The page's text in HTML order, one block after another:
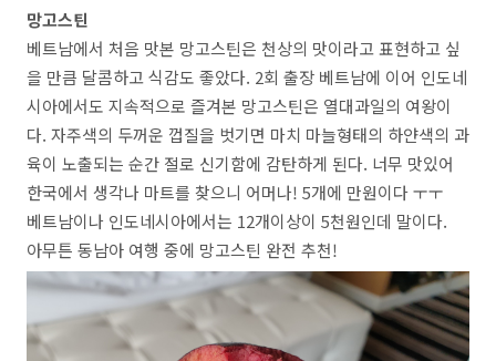
망고스틴
베트남에서 처음 맛본 망고스틴은 천상의 맛이라고 표현하고 싶
을 만큼 달콤하고 식감도 좋았다. 2회 출장 베트남에 이어 인도네
시아에서도 지속적으로 즐겨본 망고스틴은 열대과일의 여왕이
다. 자주색의 두꺼운 껍질을 벗기면 마치 마늘형태의 하얀색의 과
육이 노출되는 순간 절로 신기함에 감탄하게 된다. 너무 맛있어
한국에서 생각나 마트를 찾으니 어머나! 5개에 만원이다 ㅜㅜ
베트남이나 인도네시아에서는 12개이상이 5천원인데 말이다.
아무튼 동남아 여행 중에 망고스틴 완전 추천!